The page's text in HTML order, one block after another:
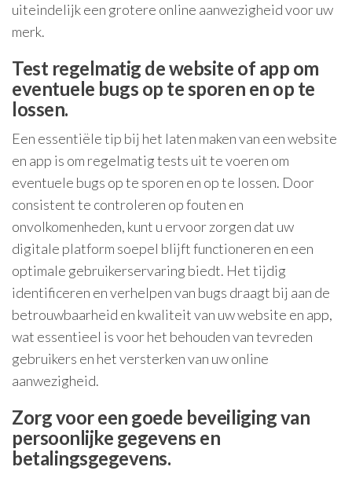
uiteindelijk een grotere online aanwezigheid voor uw
merk.
Test regelmatig de website of app om
eventuele bugs op te sporen en op te
lossen.
Een essentiële tip bij het laten maken van een website
en app is om regelmatig tests uit te voeren om
eventuele bugs op te sporen en op te lossen. Door
consistent te controleren op fouten en
onvolkomenheden, kunt u ervoor zorgen dat uw
digitale platform soepel blijft functioneren en een
optimale gebruikerservaring biedt. Het tijdig
identificeren en verhelpen van bugs draagt bij aan de
betrouwbaarheid en kwaliteit van uw website en app,
wat essentieel is voor het behouden van tevreden
gebruikers en het versterken van uw online
aanwezigheid.
Zorg voor een goede beveiliging van
persoonlijke gegevens en
betalingsgegevens.